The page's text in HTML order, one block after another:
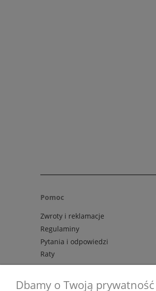
Pomoc
Zwroty i reklamacje
Regulaminy
Pytania i odpowiedzi
Raty
Dbamy o Twoją prywatność